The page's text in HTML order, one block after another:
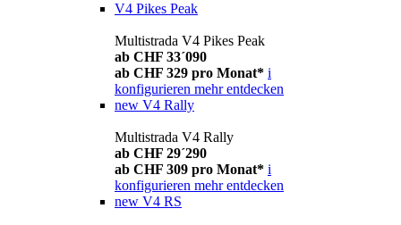
V4 Pikes Peak
Multistrada V4 Pikes Peak
ab CHF 33´090
ab CHF 329 pro Monat* i
konfigurieren mehr entdecken
new V4 Rally
Multistrada V4 Rally
ab CHF 29´290
ab CHF 309 pro Monat* i
konfigurieren mehr entdecken
new V4 RS